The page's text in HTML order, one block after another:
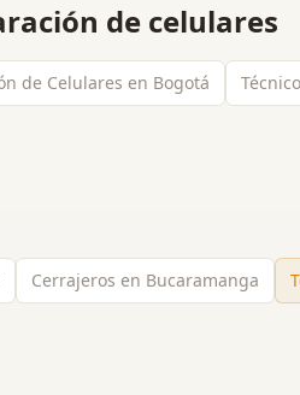
de celulares
de Celulares en Bogotá
Cerrajeros en Bucaramanga